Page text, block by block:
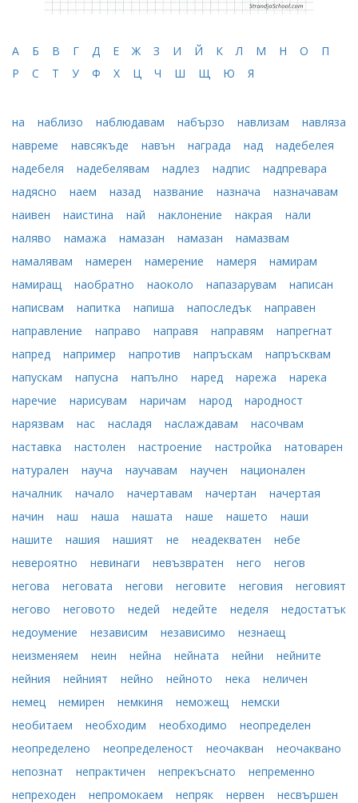
А Б В Г Д Е Ж З И Й К Л М Н О
П
Р
С Т У Ф Х Ц Ч Ш Щ Ю Я
на наблизо наблюдавам набързо навлизам
навляза
навреме
навсякъде навън награда над
надебелея
надебеля
надебелявам надлез надпис
надпревара
надясно
наем назад название назнача
назначавам
наивен
наистина най наклонение накрая
нали
наляво
намажа намазан намазан
намазвам
намалявам
намерен намерение намеря
намирам
намиращ
наобратно наоколо напазарувам
написан
написвам
напитка напиша напоследък
направен
направление
направо направя направям
напрегнат
напред
например напротив напръскам
напръсквам
напускам
напусна напълно наред нарежа
нарека
наречие
нарисувам наричам народ
народност
нарязвам
нас насладя наслаждавам
насочвам
наставка
настолен настроение настройка
натоварен
натурален
науча научавам научен
национален
началник
начало начертавам начертан
начертая
начин
наш наша нашата наше нашето
наши
нашите
нашия нашият не неадекватен
небе
невероятно
невинаги невъзвратен него
негов
негова
неговата негови неговите неговия
неговият
негово
неговото недей недейте неделя
недостатък
недоумение
независим независимо
незнаещ
неизменяем
неин нейна нейната нейни
нейните
нейния
нейният нейно нейното нека
неличен
немец
немирен немкиня неможещ
немски
необитаем
необходим необходимо
неопределен
неопределено
неопределеност неочакван
неочаквано
непознат
непрактичен непрекъснато
непременно
непреходен
непромокаем непряк нервен
несвършен